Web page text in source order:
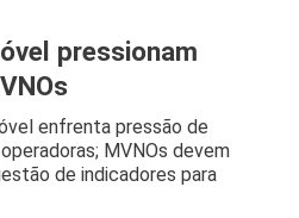
pressionam
enfrenta pressão de
MVNOs devem
de indicadores para